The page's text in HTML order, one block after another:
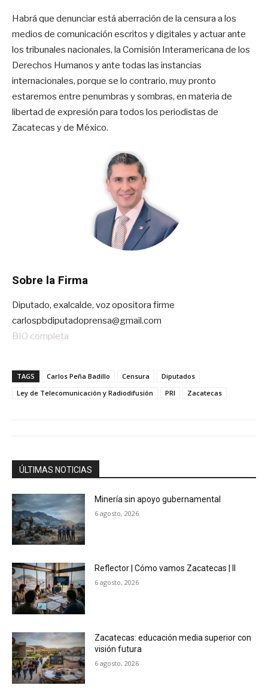
Habrá que denunciar está aberración de la censura a los
medios de comunicación escritos y digitales y actuar ante
los tribunales nacionales, la Comisión Interamericana de los
Derechos Humanos y ante todas las instancias
internacionales, porque se lo contrario, muy pronto
estaremos entre penumbras y sombras, en materia de
libertad de expresión para todos los periodistas de
Zacatecas y de México.
Sobre la Firma
Diputado, exalcalde, voz opositora firme
carlospbdiputadoprensa@gmail.com
BIO completa
TAGS Carlos Peña Badillo Censura
Diputados
Ley de Telecomunicación y Radiodifusión
PRI Zacatecas
ÚLTIMAS NOTICIAS
Minería sin apoyo gubernamental
6 agosto, 2026
Reflector | Cómo vamos Zacatecas | II
6 agosto, 2026
Zacatecas: educación media superior con
visión futura
6 agosto, 2026